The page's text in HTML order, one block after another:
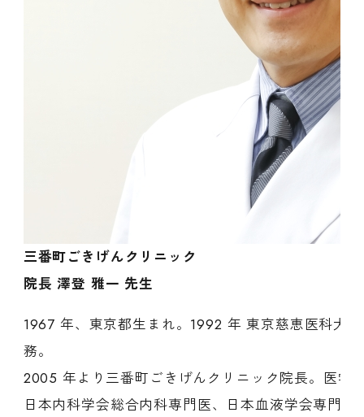
三番町ごきげんクリニック
院長 澤登 雅一 先生
1967 年、東京都生まれ。1992 年 東京慈恵医科大
務。
2005 年より三番町ごきげんクリニック院長。医学
日本内科学会総合内科専門医、日本血液学会専門